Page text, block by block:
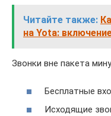
Читайте также:
на Yota:
Звонки вне пакета
Бесплатные
Исходящие